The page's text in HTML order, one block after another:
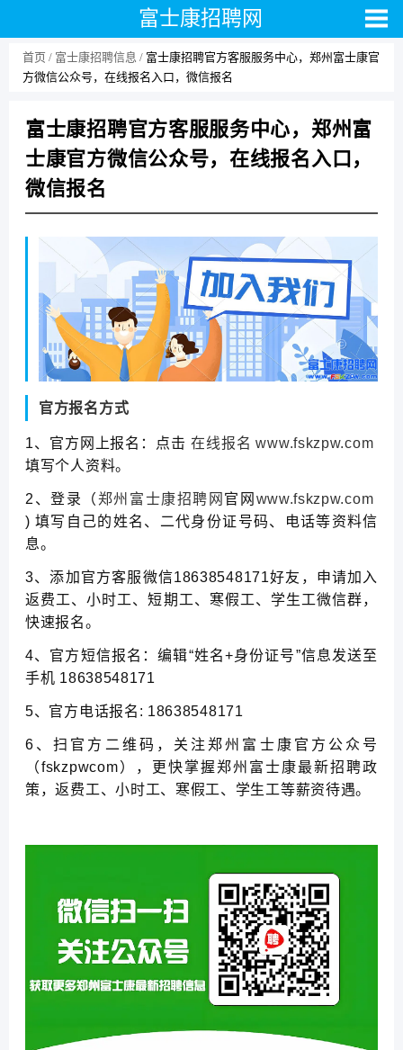
富士康招聘网
首页 富士康招聘信息
富士康招聘官方客服服务中心，郑州富士康官
方微信公众号，在线报名入口，微信报名
富士康招聘官方客服服务中心，郑州富
士康官方微信公众号，在线报名入口，
微信报名
官方报名方式
1、官方网上报名：点击 在线报名 www.fskzpw.com
填写个人资料。
2、登录（郑州富士康招聘网 官网 www.fskzpw.com
) 填写自己的姓名、二代身份证号码、电话等资料信
息。
3、添加官方客服微信18638548171好友，申请加入
返费工、小时工、短期工、寒假工、学生工微信群，
快速报名。
4、官方短信报名：编辑“姓名+身份证号”信息发送至
手机 18638548171
5、官方电话报名: 18638548171
6、扫官方二维码，关注郑州富士康官方公众号
（fskzpwcom），更快掌握郑州富士康最新招聘政
策，返费工、小时工、寒假工、学生工等薪资待遇。